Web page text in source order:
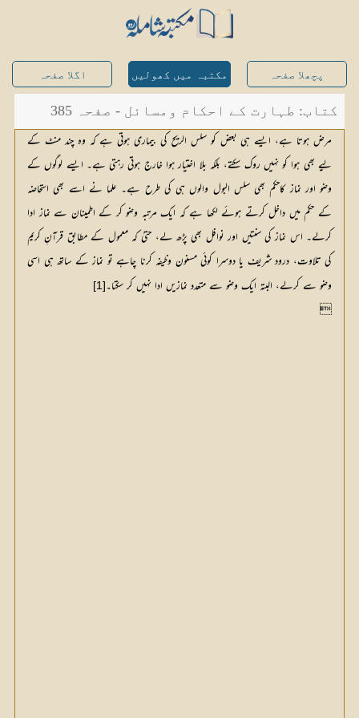
پچھلا صفحہ مکتبہ میں کھولیں اگلا صفحہ
کتاب: طہارت کے احکام ومسائل - صفحہ 385
مرض ہوتا ہے، ایسے ہی بعض کو سلس الریح کی بیماری ہوتی ہے کہ وہ چند منٹ کے
لیے بھی ہوا کو نہیں روک سکتے، بلکہ بلا اختیار ہوا خارج ہوتی رہتی ہے۔ ایسے لوگوں کے
وضو اور نماز کاحکم بھی سلس البول والوں ہی کی طرح ہے۔ علما نے اسے بھی استحاضہ
کے حکم میں داخل کرتے ہوئے لکھا ہے کہ ایک مرتبہ وضو کر کے اطمینان سے نماز ادا
کرلے۔ اس نماز کی سنتیں اور نوافل بھی پڑھ لے، حتیٰ کہ معمول کے مطابق قرآنِ کریم
کی تلاوت، درود شریف یا دوسرا کوئی مسنون وظیفہ کرنا چاہے تو نماز کے ساتھ ہی اسی
وضو سے کرلے، البتہ ایک وضو سے متعدد نمازیں ادا نہیں کر سکتا۔[1]
